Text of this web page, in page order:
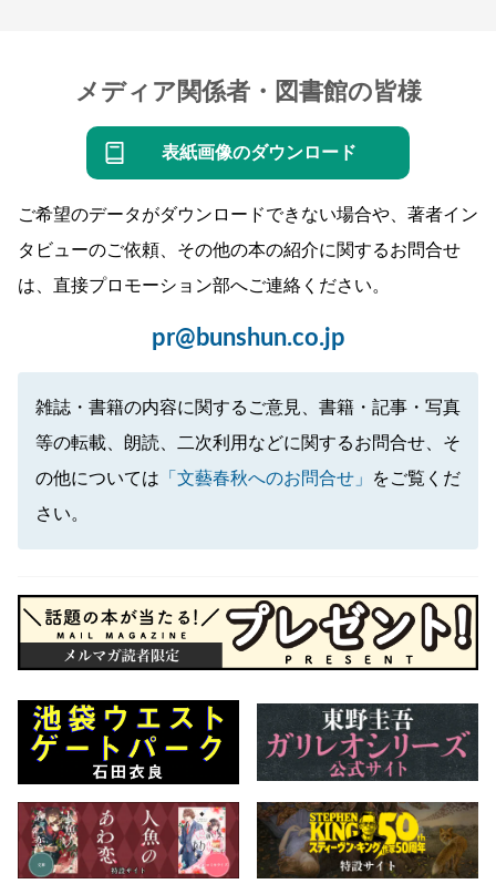
メディア関係者・図書館の皆様
表紙画像のダウンロード
ご希望のデータがダウンロードできない場合や、著者イン
タビューのご依頼、その他の本の紹介に関するお問合せ
は、直接プロモーション部へご連絡ください。
pr@bunshun.co.jp
雑誌・書籍の内容に関するご意見、書籍・記事・写真
等の転載、朗読、二次利用などに関するお問合せ、そ
の他については 「文藝春秋へのお問合せ」
をご覧くだ
さい。